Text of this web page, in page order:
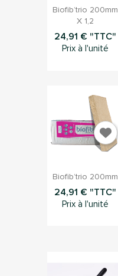
Aperçu rapide
Biofib’trio 200mm
X 1,2
24,91 € "TTC"
Prix à l'unité
Aperçu rapide
Biofib’trio 200mm
24,91 € "TTC"
Prix à l'unité